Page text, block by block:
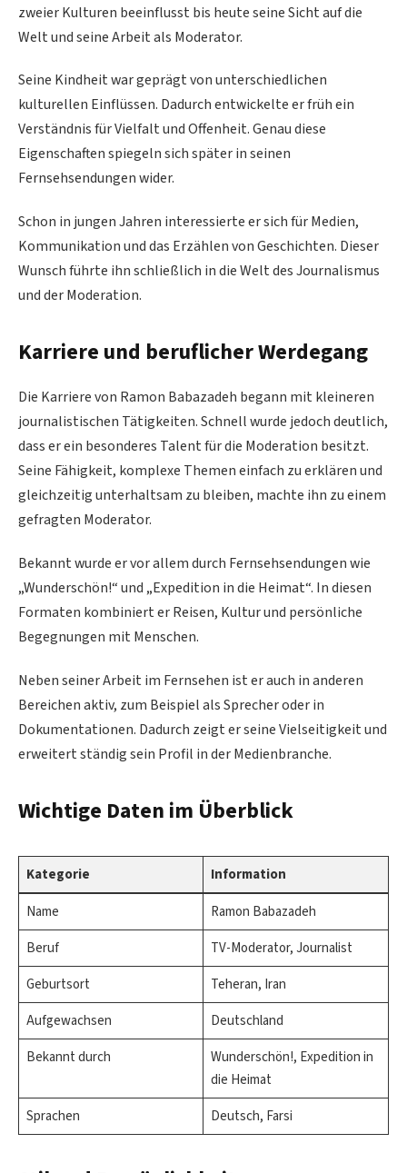
zweier Kulturen beeinflusst bis heute seine Sicht auf die
Welt und seine Arbeit als Moderator.
Seine Kindheit war geprägt von unterschiedlichen
kulturellen Einflüssen. Dadurch entwickelte er früh ein
Verständnis für Vielfalt und Offenheit. Genau diese
Eigenschaften spiegeln sich später in seinen
Fernsehsendungen wider.
Schon in jungen Jahren interessierte er sich für Medien,
Kommunikation und das Erzählen von Geschichten. Dieser
Wunsch führte ihn schließlich in die Welt des Journalismus
und der Moderation.
Karriere und beruflicher Werdegang
Die Karriere von Ramon Babazadeh begann mit kleineren
journalistischen Tätigkeiten. Schnell wurde jedoch deutlich,
dass er ein besonderes Talent für die Moderation besitzt.
Seine Fähigkeit, komplexe Themen einfach zu erklären und
gleichzeitig unterhaltsam zu bleiben, machte ihn zu einem
gefragten Moderator.
Bekannt wurde er vor allem durch Fernsehsendungen wie
„Wunderschön!“ und „Expedition in die Heimat“. In diesen
Formaten kombiniert er Reisen, Kultur und persönliche
Begegnungen mit Menschen.
Neben seiner Arbeit im Fernsehen ist er auch in anderen
Bereichen aktiv, zum Beispiel als Sprecher oder in
Dokumentationen. Dadurch zeigt er seine Vielseitigkeit und
erweitert ständig sein Profil in der Medienbranche.
Wichtige Daten im Überblick
Kategorie
Information
Name
Ramon Babazadeh
Beruf
TV-Moderator, Journalist
Geburtsort
Teheran, Iran
Aufgewachsen
Deutschland
Bekannt durch
Wunderschön!, Expedition in
die Heimat
Sprachen
Deutsch, Farsi